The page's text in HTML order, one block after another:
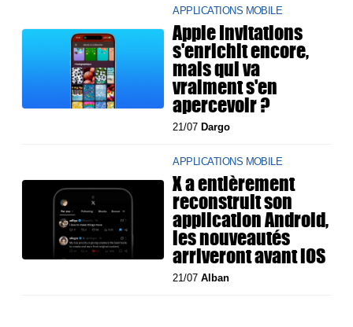
APPLICATIONS MOBILE
Apple Invitations
s'enrichit encore,
mais qui va
vraiment s'en
apercevoir ?
21/07 Dargo
APPLICATIONS MOBILE
X a entièrement
reconstruit son
application Android,
les nouveautés
arriveront avant iOS
21/07Alban